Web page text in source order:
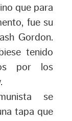
que para
fue su
Gordon.
tenido
por los
se
tapa que